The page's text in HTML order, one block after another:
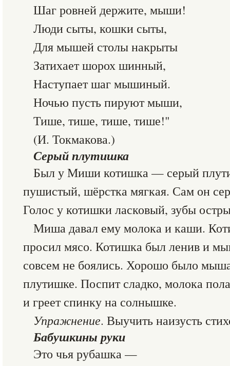
Шаг ровней держите, мыши!
Люди сыты, кошки сыты,
Для мышей столы накрыты
Затихает шорох шинный,
Наступает шаг мышиный.
Ночью пусть пируют мыши,
Тише, тише, тише, тише!"
(И. Токмакова.)
Серый плутишка
Был у Миши котишка — серый
пушистый, шёрстка мягкая. Сам он
Голос у котишки ласковый, зубы
Миша давал ему молока и каши.
просил мясо. Котишка был ленив и
совсем не боялись. Хорошо было
плутишке. Поспит сладко, молока
и греет спинку на солнышке.
Упражнение. Выучить наизусть
Бабушкины руки
Это чья рубашка —